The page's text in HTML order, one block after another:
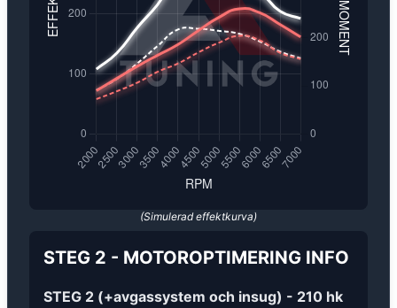
(Simulerad effektkurva)
STEG 2 - MOTOROPTIMERING INFO
STEG 2 (+avgassystem och insug) - 210 hk